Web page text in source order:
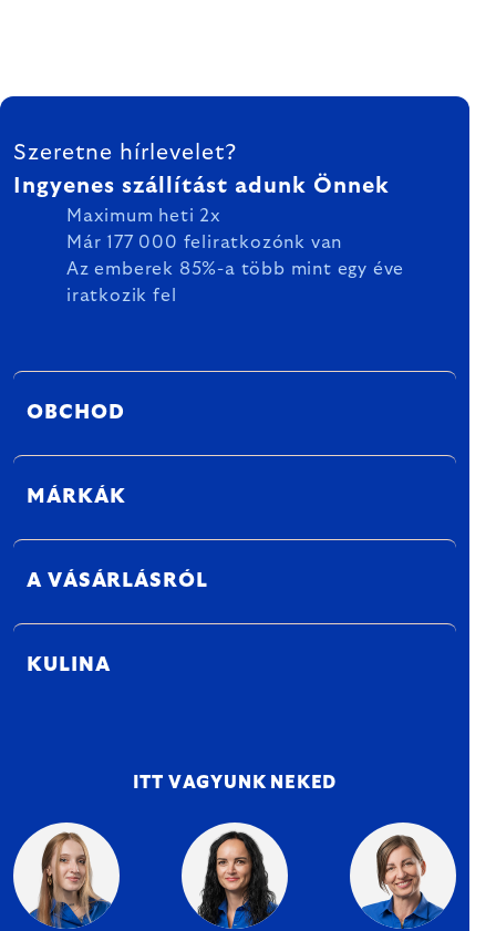
LÁBLÉC
Szeretne hírlevelet?
Ingyenes szállítást adunk Önnek
Maximum heti 2x
Már 177 000 feliratkozónk van
Az emberek 85%-a több mint egy éve
iratkozik fel
OBCHOD
MÁRKÁK
A VÁSÁRLÁSRÓL
KULINA
ITT VAGYUNK NEKED